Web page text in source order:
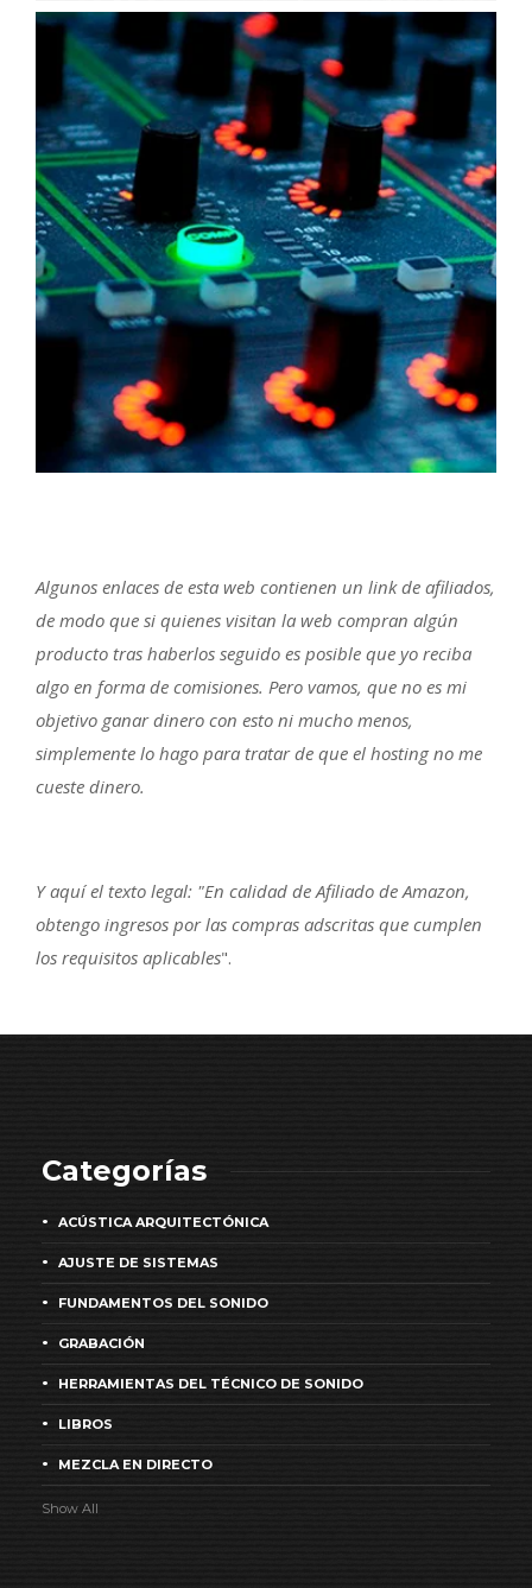
Algunos enlaces de esta web contienen un link de afiliados,
de modo que si quienes visitan la web compran algún
producto tras haberlos seguido es posible que yo reciba
algo en forma de comisiones. Pero vamos, que no es mi
objetivo ganar dinero con esto ni mucho menos,
simplemente lo hago para tratar de que el hosting no me
cueste dinero.
Y aquí el texto legal: "En calidad de Afiliado de Amazon,
obtengo ingresos por las compras adscritas que cumplen
los requisitos aplicables".
Categorías
ACÚSTICA ARQUITECTÓNICA
AJUSTE DE SISTEMAS
FUNDAMENTOS DEL SONIDO
GRABACIÓN
HERRAMIENTAS DEL TÉCNICO DE SONIDO
LIBROS
MEZCLA EN DIRECTO
Show All